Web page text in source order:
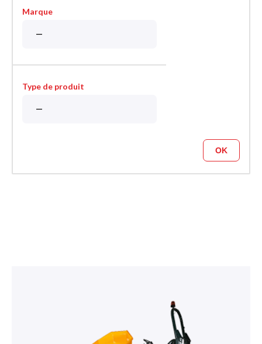
Marque
Type de produit
OK